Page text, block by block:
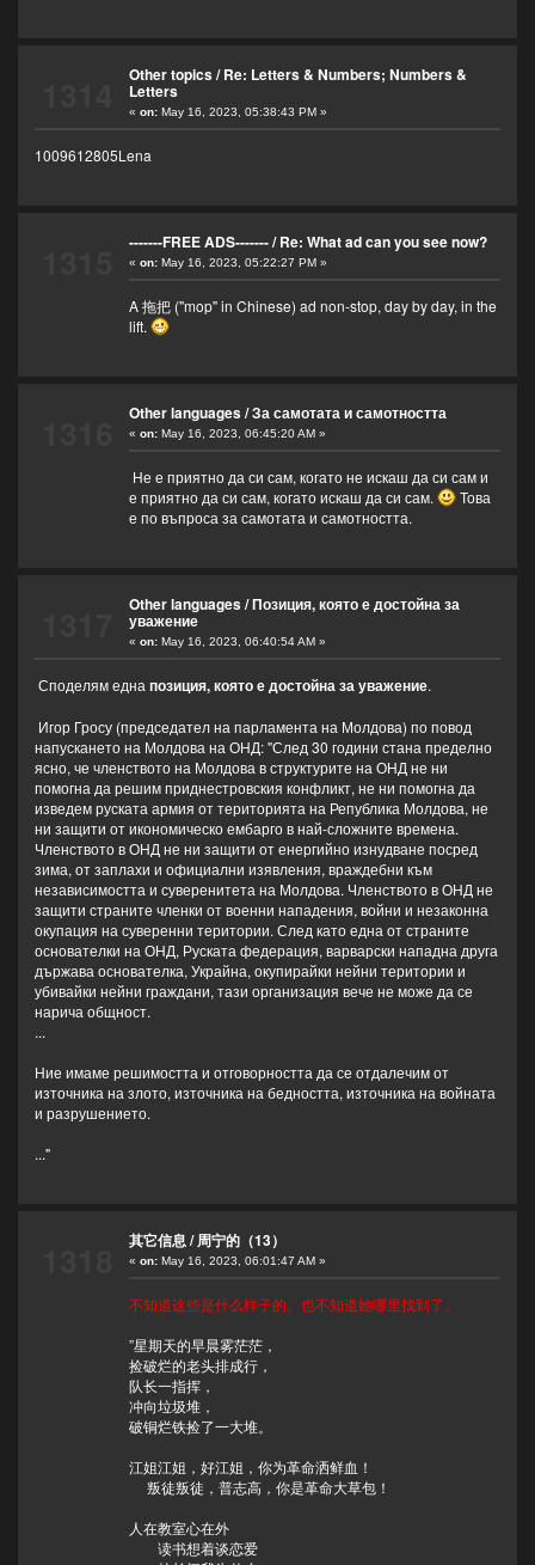
Other topics/Re: Letters & Numbers; Numbers &
Letters
« on:May 16, 2023, 05:38:43 PM »
1009612805Lena
-------FREE ADS-------/Re: What ad can you see now?
« on:May 16, 2023, 05:22:27 PM »
A 拖把 ("mop" in Chinese) ad non-stop, day by day, in the
lift.
Other languages/За самотата и самотността
« on:May 16, 2023, 06:45:20 AM »
Не е приятно да си сам, когато не искаш да си сам и
е приятно да си сам, когато искаш да си сам.
Това
е по въпроса за самотата и самотността.
Other languages/Позиция, която е достойна за
уважение
« on:May 16, 2023, 06:40:54 AM »
Споделям еднапозиция, която е достойна за уважение.
Игор Гросу (председател на парламента на Молдова) по повод
напускането на Молдова на ОНД: "След 30 години стана пределно
ясно, че членството на Молдова в структурите на ОНД не ни
помогна да решим приднестровския конфликт, не ни помогна да
изведем руската армия от територията на Република Молдова, не
ни защити от икономическо ембарго в най-сложните времена.
Членството в ОНД не ни защити от енергийно изнудване посред
зима, от заплахи и официални изявления, враждебни към
независимостта и суверенитета на Молдова. Членството в ОНД не
защити страните членки от военни нападения, войни и незаконна
окупация на суверенни територии. След като една от страните
основателки на ОНД, Руската федерация, варварски нападна друга
държава основателка, Украйна, окупирайки нейни територии и
убивайки нейни граждани, тази организация вече не може да се
нарича общност.
...
Ние имаме решимостта и отговорността да се отдалечим от
източника на злото, източника на бедността, източника на войната
и разрушението.
..."
其它信息/周宁的（13）
« on:May 16, 2023, 06:01:47 AM »
不知道这些是什么样子的。也不知道她哪里找到了。
”星期天的早晨雾茫茫，
捡破烂的老头排成行，
队长一指挥，
冲向垃圾堆，
破铜烂铁捡了一大堆。
江姐江姐，好江姐，你为革命洒鲜血！
叛徒叛徒，普志高，你是革命大草包！
人在教室心在外
读书想着谈恋爱